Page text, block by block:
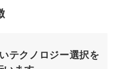
テクノロジー選択を